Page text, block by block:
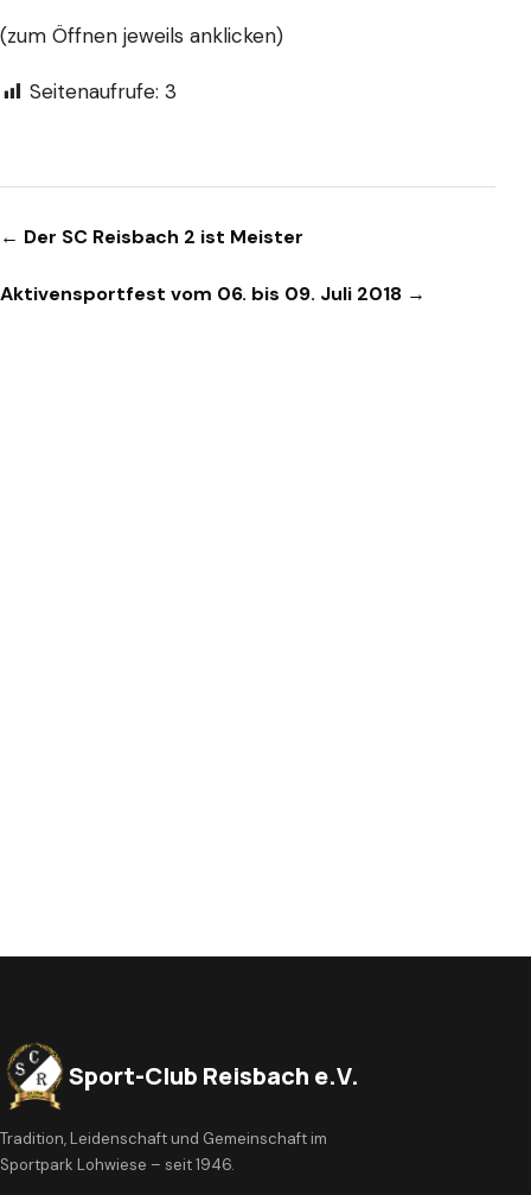
(zum Öffnen jeweils anklicken)
Seitenaufrufe: 3
Beitragsnavigation
← Der SC Reisbach 2 ist Meister
Aktivensportfest vom 06. bis 09. Juli 2018 →
Sport-Club Reisbach e.V.
Tradition, Leidenschaft und Gemeinschaft im
Sportpark Lohwiese – seit 1946.